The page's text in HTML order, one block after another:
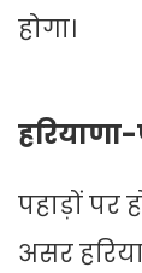
होगा।
पहाड़ों पर
असर